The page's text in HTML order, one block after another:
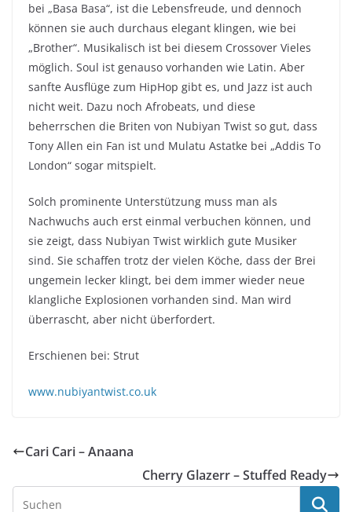
bei „Basa Basa“, ist die Lebensfreude, und dennoch
können sie auch durchaus elegant klingen, wie bei
„Brother“. Musikalisch ist bei diesem Crossover Vieles
möglich. Soul ist genauso vorhanden wie Latin. Aber
sanfte Ausflüge zum HipHop gibt es, und Jazz ist auch
nicht weit. Dazu noch Afrobeats, und diese
beherrschen die Briten von Nubiyan Twist so gut, dass
Tony Allen ein Fan ist und Mulatu Astatke bei „Addis To
London“ sogar mitspielt.
Solch prominente Unterstützung muss man als
Nachwuchs auch erst einmal verbuchen können, und
sie zeigt, dass Nubiyan Twist wirklich gute Musiker
sind. Sie schaffen trotz der vielen Köche, dass der Brei
ungemein lecker klingt, bei dem immer wieder neue
klangliche Explosionen vorhanden sind. Man wird
überrascht, aber nicht überfordert.
Erschienen bei: Strut
www.nubiyantwist.co.uk
Cari Cari – Anaana
Cherry Glazerr – Stuffed Ready